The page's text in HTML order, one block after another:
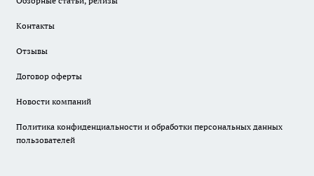
Контакты
Отзывы
Договор оферты
Новости компаний
Политика конфиденциальности и обработки персональных данных
пользователей